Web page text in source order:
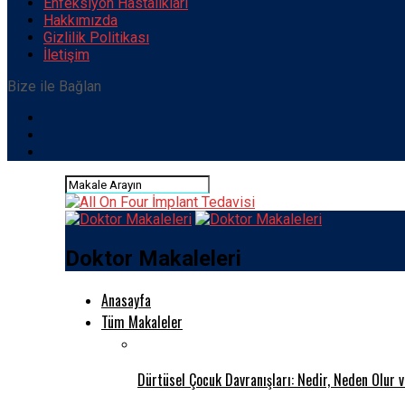
Hakkımızda
Gizlilik Politikası
İletişim
Bize ile Bağlan
Doktor Makaleleri
Anasayfa
Tüm Makaleler
Dürtüsel Çocuk Davranışları: Nedir, Neden Olur